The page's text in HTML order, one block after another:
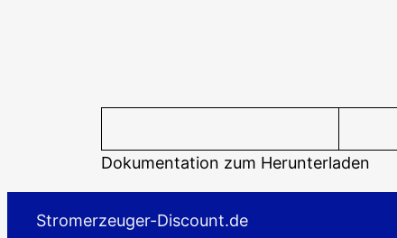
Dokumentation zum Herunterladen
Stromerzeuger-Discount.de